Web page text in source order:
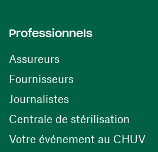
Professionnels
Assureurs
Fournisseurs(opens in a new
Journalistes
Centrale de stérilisation
Votre événement au CHUV